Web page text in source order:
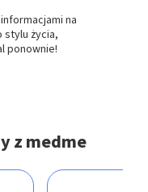
na
życia,
ponownie!
z medme